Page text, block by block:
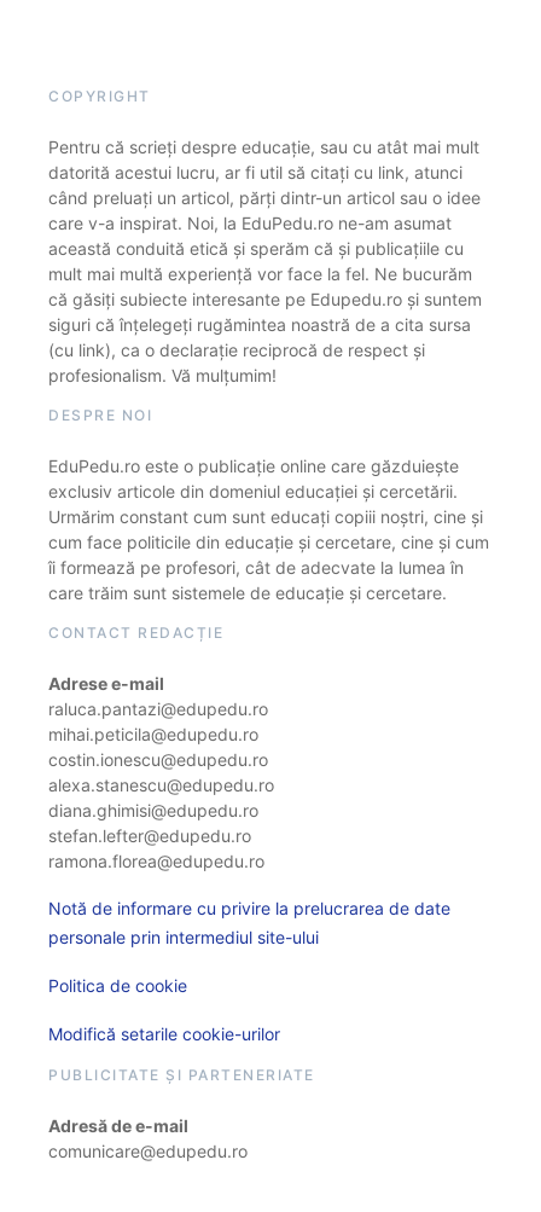
COPYRIGHT
Pentru că scrieți despre educație, sau cu atât mai mult
datorită acestui lucru, ar fi util să citați cu link, atunci
când preluați un articol, părți dintr-un articol sau o idee
care v-a inspirat. Noi, la EduPedu.ro ne-am asumat
această conduită etică și sperăm că și publicațiile cu
mult mai multă experiență vor face la fel. Ne bucurăm
că găsiți subiecte interesante pe Edupedu.ro și suntem
siguri că înțelegeți rugămintea noastră de a cita sursa
(cu link), ca o declarație reciprocă de respect și
profesionalism. Vă mulțumim!
DESPRE NOI
EduPedu.ro este o publicație online care găzduiește
exclusiv articole din domeniul educației și cercetării.
Urmărim constant cum sunt educați copiii noștri, cine și
cum face politicile din educație și cercetare, cine și cum
îi formează pe profesori, cât de adecvate la lumea în
care trăim sunt sistemele de educație și cercetare.
CONTACT REDACȚIE
Adrese e-mail
raluca.pantazi@edupedu.ro
mihai.peticila@edupedu.ro
costin.ionescu@edupedu.ro
alexa.stanescu@edupedu.ro
diana.ghimisi@edupedu.ro
stefan.lefter@edupedu.ro
ramona.florea@edupedu.ro
Notă de informare cu privire la prelucrarea de date
personale prin intermediul site-ului
Politica de cookie
Modifică setarile cookie-urilor
PUBLICITATE ȘI PARTENERIATE
Adresă de e-mail
comunicare@edupedu.ro